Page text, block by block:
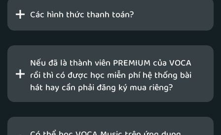
Các hình thức thanh toán?
Nếu đã là thành viên PREMIUM của VOCA
rồi thì có được học miễn phí hệ thống bài
hát hay cần phải đăng ký mua riêng?